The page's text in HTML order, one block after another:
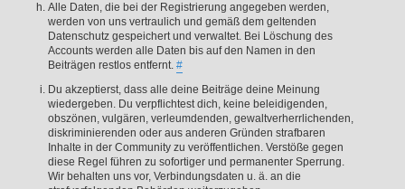
Alle Daten, die bei der Registrierung angegeben werden,
werden von uns vertraulich und gemäß dem geltenden
Datenschutz gespeichert und verwaltet. Bei Löschung des
Accounts werden alle Daten bis auf den Namen in den
Beiträgen restlos entfernt. #
Du akzeptierst, dass alle deine Beiträge deine Meinung
wiedergeben. Du verpflichtest dich, keine beleidigenden,
obszönen, vulgären, verleumdenden, gewaltverherrlichenden,
diskriminierenden oder aus anderen Gründen strafbaren
Inhalte in der Community zu veröffentlichen. Verstöße gegen
diese Regel führen zu sofortiger und permanenter Sperrung.
Wir behalten uns vor, Verbindungsdaten u. ä. an die